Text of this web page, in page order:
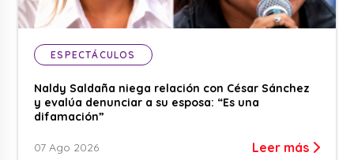
ESPECTÁCULOS
Naldy Saldaña niega relación con César Sánchez
y evalúa denunciar a su esposa: “Es una
difamación”
07 Ago 2026 Leer más